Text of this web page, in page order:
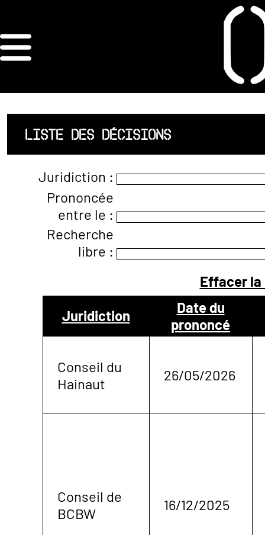
ORDRE DES
ARCHITECTES
ACCUEIL
LISTE DES
ARCHITECTES
JURISPRUDENCE
ANNEXE 4 CODT
CONTACTER
LISTE DES DÉCISIONS
Juridiction :
Prononcée
entre le :
Recherche
libre :
Effacer
Juridiction
Date du
prononcé
Conseil du
Hainaut
26/05/2026
Conseil de
BCBW
16/12/2025